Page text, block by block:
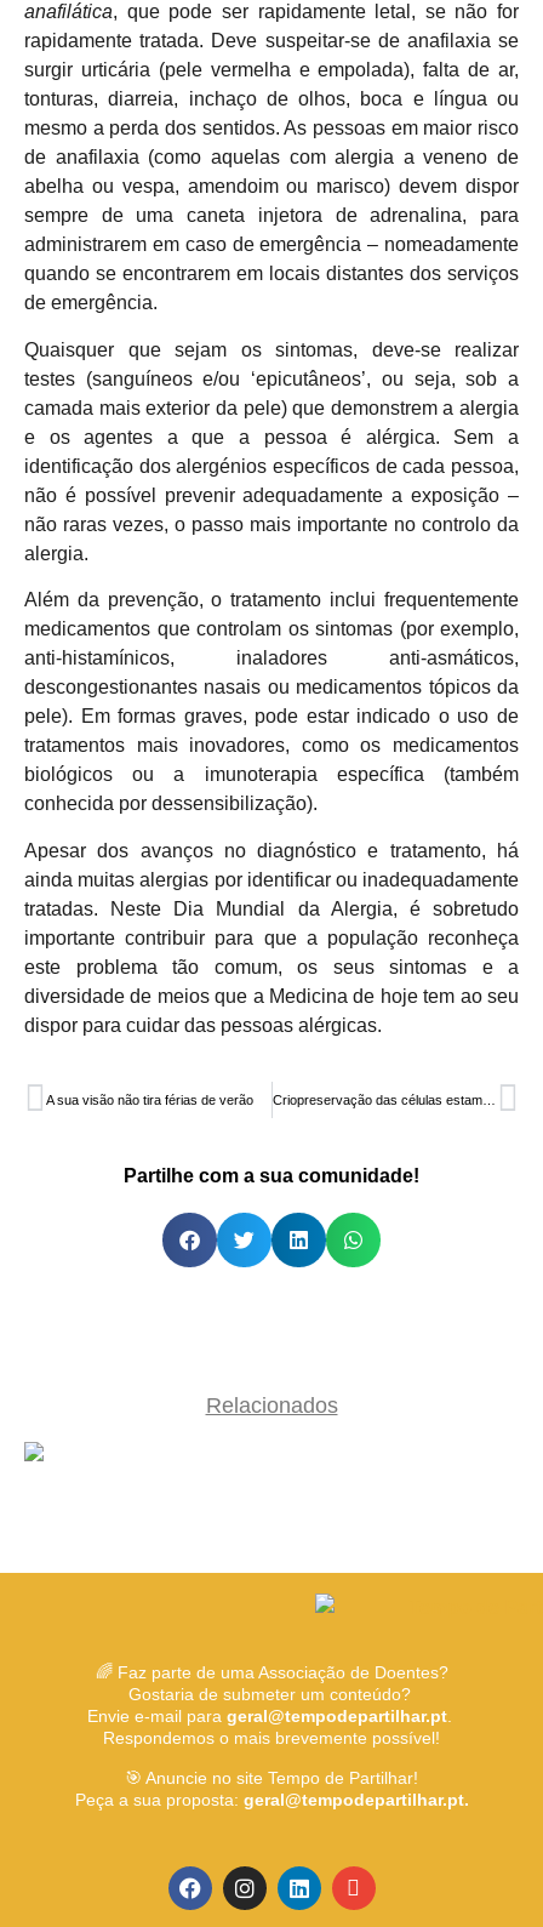
anafilática, que pode ser rapidamente letal, se não for
rapidamente tratada. Deve suspeitar-se de anafilaxia se
surgir urticária (pele vermelha e empolada), falta de ar,
tonturas, diarreia, inchaço de olhos, boca e língua ou
mesmo a perda dos sentidos. As pessoas em maior risco
de anafilaxia (como aquelas com alergia a veneno de
abelha ou vespa, amendoim ou marisco) devem dispor
sempre de uma caneta injetora de adrenalina, para
administrarem em caso de emergência – nomeadamente
quando se encontrarem em locais distantes dos serviços
de emergência.
Quaisquer que sejam os sintomas, deve-se realizar
testes (sanguíneos e/ou ‘epicutâneos’, ou seja, sob a
camada mais exterior da pele) que demonstrem a alergia
e os agentes a que a pessoa é alérgica. Sem a
identificação dos alergénios específicos de cada pessoa,
não é possível prevenir adequadamente a exposição –
não raras vezes, o passo mais importante no controlo da
alergia.
Além da prevenção, o tratamento inclui frequentemente
medicamentos que controlam os sintomas (por exemplo,
anti-histamínicos, inaladores anti-asmáticos,
descongestionantes nasais ou medicamentos tópicos da
pele). Em formas graves, pode estar indicado o uso de
tratamentos mais inovadores, como os medicamentos
biológicos ou a imunoterapia específica (também
conhecida por dessensibilização).
Apesar dos avanços no diagnóstico e tratamento, há
ainda muitas alergias por identificar ou inadequadamente
tratadas. Neste Dia Mundial da Alergia, é sobretudo
importante contribuir para que a população reconheça
este problema tão comum, os seus sintomas e a
diversidade de meios que a Medicina de hoje tem ao seu
dispor para cuidar das pessoas alérgicas.
A sua visão não tira férias de verão Criopreservação das células estaminais: Ter um plano B salva vidas
Partilhe com a sua comunidade!
Relacionados
🌈 Faz parte de uma Associação de Doentes?
Gostaria de submeter um conteúdo?
Envie e-mail para geral@tempodepartilhar.pt.
Respondemos o mais brevemente possível!
🎯 Anuncie no site Tempo de Partilhar!
Peça a sua proposta: geral@tempodepartilhar.pt.